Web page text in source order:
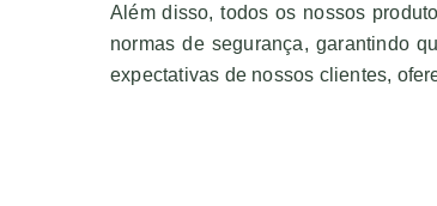
Além disso, todos os nossos
normas de segurança, garantindo
expectativas de nossos clientes,